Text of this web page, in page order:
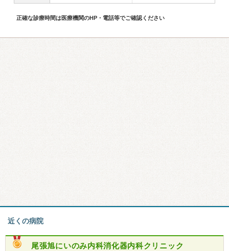
正確な診療時間は医療機関のHP・電話等でご確認ください
近くの病院
尾張旭にいのみ内科消化器内科クリニック